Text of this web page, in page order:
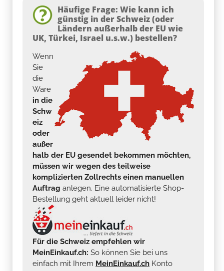
Häufige Frage: Wie kann ich
günstig in der Schweiz (oder
Ländern außerhalb der EU wie
UK, Türkei, Israel u.s.w.) bestellen?
Wenn
Sie
die
Ware
in die
Schw
eiz
oder
außer
halb der EU gesendet bekommen möchten,
müssen wir wegen des teilweise
komplizierten Zollrechts einen manuellen
Auftrag anlegen. Eine automatisierte Shop-
Bestellung geht aktuell leider nicht!
Für die Schweiz empfehlen wir
MeinEinkauf.ch: So können Sie bei uns
einfach mit Ihrem MeinEinkauf.ch Konto